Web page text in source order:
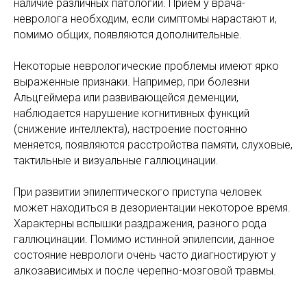
наличие различных патологий. Прием у врача-
невролога необходим, если симптомы нарастают и,
помимо общих, появляются дополнительные.
Некоторые неврологические проблемы имеют ярко
выраженные признаки. Например, при болезни
Альцгеймера или развивающейся деменции,
наблюдается нарушение когнитивных функций
(снижение интеллекта), настроение постоянно
меняется, появляются расстройства памяти, слуховые,
тактильные и визуальные галлюцинации.
При развитии эпилептического приступа человек
может находиться в дезориентации некоторое время.
Характерны вспышки раздражения, разного рода
галлюцинации. Помимо истинной эпилепсии, данное
состояние неврологи очень часто диагностируют у
алкозависимых и после черепно-мозговой травмы.